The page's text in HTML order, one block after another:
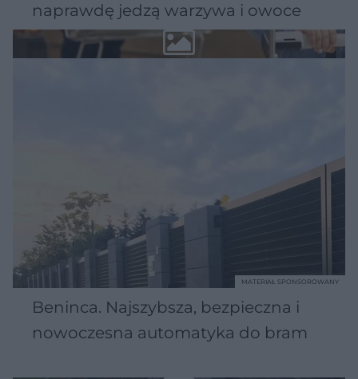
naprawdę jedzą warzywa i owoce
Beninca. Najszybsza, bezpieczna i
nowoczesna automatyka do bram
MATERIAŁ SPONSOROWANY